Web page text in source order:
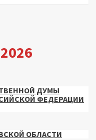
ДУМЫ
ФЕДЕРАЦИИ
ОБЛАСТИ